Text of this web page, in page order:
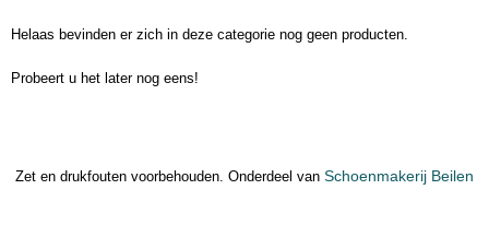
Helaas bevinden er zich in deze categorie nog geen producten.
Probeert u het later nog eens!
Zet en drukfouten voorbehouden. Onderdeel van Schoenmakerij Beilen